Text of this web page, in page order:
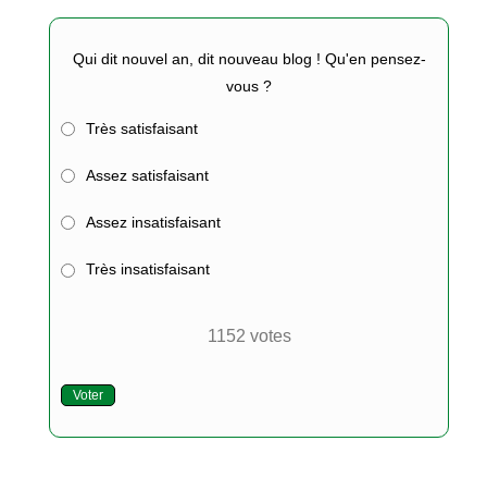
Qui dit nouvel an, dit nouveau blog ! Qu'en pensez-
vous ?
Très satisfaisant
Assez satisfaisant
Assez insatisfaisant
Très insatisfaisant
1152 votes
Voter